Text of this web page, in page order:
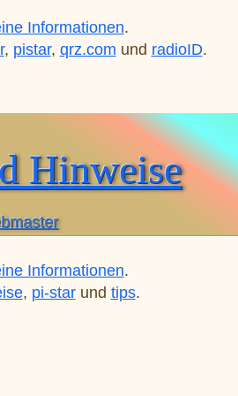
Informationen.
, pistar, qrz.com und radioID.
Wiederherstellen von QRZ.com
Hinweise
Informationen.
, pi-starund tips.
und Hinweise